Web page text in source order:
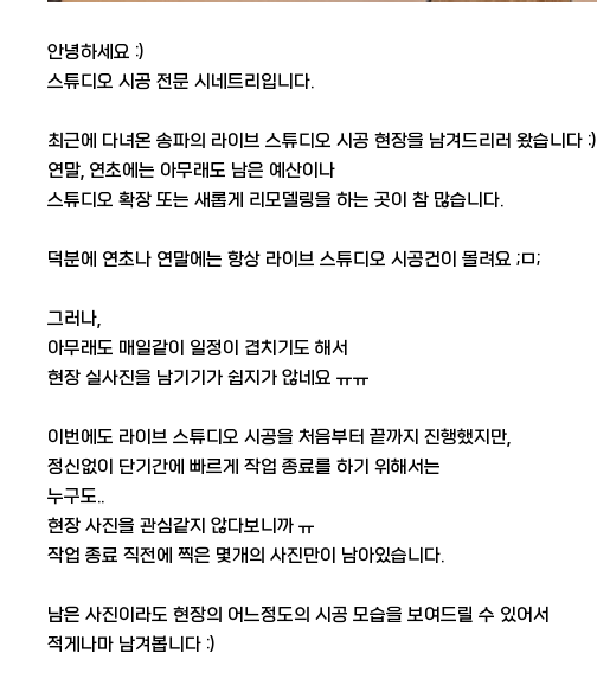
안녕하세요 :)
스튜디오 시공 전문 시네트리입니다.
​ 최근에 다녀온 송파의 라이브 스튜디오 시공 현장을 남겨드리러 왔습니다 :)
연말, 연초에는 아무래도 남은 예산이나
스튜디오 확장 또는 새롭게 리모델링을 하는 곳이 참 많습니다.
​ 덕분에 연초나 연말에는 항상 라이브 스튜디오 시공건이 몰려요 ;ㅁ;
​ 그러나,
아무래도 매일같이 일정이 겹치기도 해서
현장 실사진을 남기기가 쉽지가 않네요 ㅠㅠ
​ 이번에도 라이브 스튜디오 시공을 처음부터 끝까지 진행했지만,
정신없이 단기간에 빠르게 작업 종료를 하기 위해서는
누구도..
현장 사진을 관심같지 않다보니까 ㅠ
작업 종료 직전에 찍은 몇개의 사진만이 남아있습니다.
​ 남은 사진이라도 현장의 어느정도의 시공 모습을 보여드릴 수 있어서
적게나마 남겨봅니다 :)